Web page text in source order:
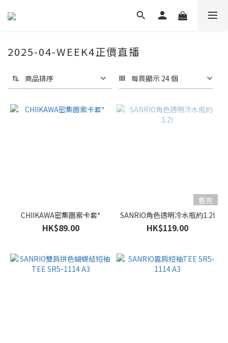
2025-04-WEEK4正價直播
商品排序 每頁顯示 24 個
CHIIKAWA密集圖案卡套*
HK$89.00
售完
SANRIO角色透明冷水瓶約1.2l
HK$119.00